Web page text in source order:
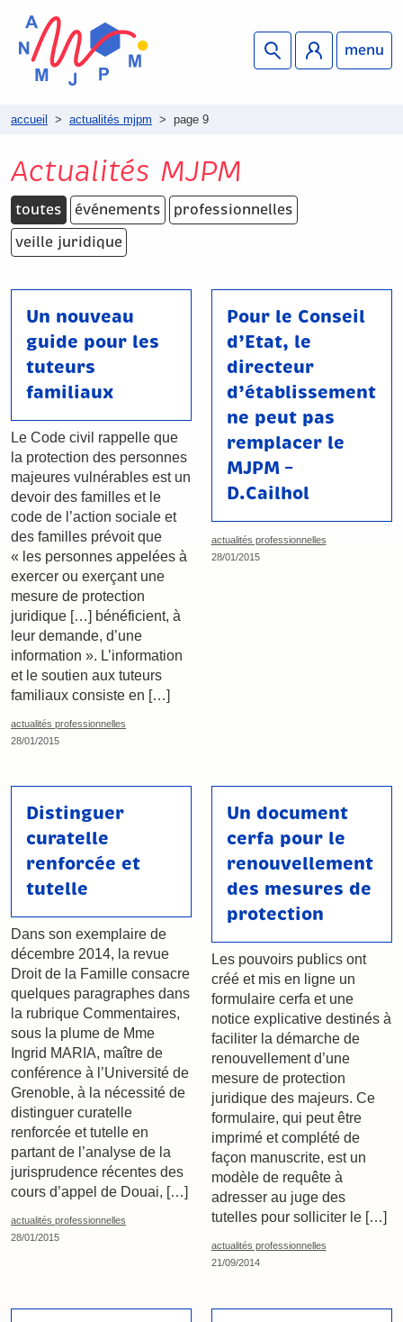
menu
accueil > actualités mjpm > page 9
Actualités MJPM
toutes événements
professionnelles
veille juridique
Un nouveau
guide pour les
tuteurs
familiaux
Le Code civil rappelle que
la protection des personnes
majeures vulnérables est un
devoir des familles et le
code de l’action sociale et
des familles prévoit que
« les personnes appelées à
exercer ou exerçant une
mesure de protection
juridique […] bénéficient, à
leur demande, d’une
information ». L’information
et le soutien aux tuteurs
familiaux consiste en […]
actualités professionnelles
28/01/2015
Pour le Conseil
d’Etat, le
directeur
d’établissement
ne peut pas
remplacer le
MJPM –
D.Cailhol
actualités professionnelles
28/01/2015
Distinguer
curatelle
renforcée et
tutelle
Dans son exemplaire de
décembre 2014, la revue
Droit de la Famille consacre
quelques paragraphes dans
la rubrique Commentaires,
sous la plume de Mme
Ingrid MARIA, maître de
conférence à l’Université de
Grenoble, à la nécessité de
distinguer curatelle
renforcée et tutelle en
partant de l’analyse de la
jurisprudence récentes des
cours d’appel de Douai, […]
actualités professionnelles
28/01/2015
Un document
cerfa pour le
renouvellement
des mesures de
protection
Les pouvoirs publics ont
créé et mis en ligne un
formulaire cerfa et une
notice explicative destinés à
faciliter la démarche de
renouvellement d’une
mesure de protection
juridique des majeurs. Ce
formulaire, qui peut être
imprimé et complété de
façon manuscrite, est un
modèle de requête à
adresser au juge des
tutelles pour solliciter le […]
actualités professionnelles
21/09/2014